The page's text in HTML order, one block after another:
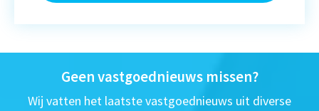
Geen vastgoednieuws missen?
Wij vatten het laatste vastgoednieuws uit diverse